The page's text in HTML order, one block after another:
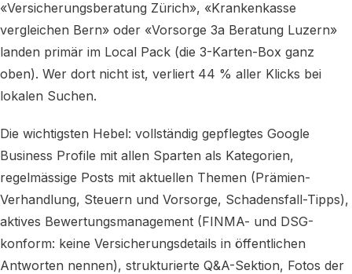
«Versicherungsberatung Zürich», «Krankenkasse
vergleichen Bern» oder «Vorsorge 3a Beratung Luzern»
landen primär im Local Pack (die 3-Karten-Box ganz
oben). Wer dort nicht ist, verliert 44 % aller Klicks bei
lokalen Suchen.
Die wichtigsten Hebel: vollständig gepflegtes Google
Business Profile mit allen Sparten als Kategorien,
regelmässige Posts mit aktuellen Themen (Prämien-
Verhandlung, Steuern und Vorsorge, Schadensfall-Tipps),
aktives Bewertungsmanagement (FINMA- und DSG-
konform: keine Versicherungsdetails in öffentlichen
Antworten nennen), strukturierte Q&A-Sektion, Fotos der